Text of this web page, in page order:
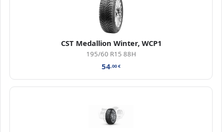
CST Medallion Winter, WCP1
195/60 R15 88H
54,00€